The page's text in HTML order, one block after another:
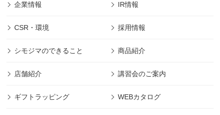
企業情報 IR情報
CSR・環境 採用情報
シモジマのできること 商品紹介
店舗紹介 講習会のご案内
ギフトラッピング WEBカタログ